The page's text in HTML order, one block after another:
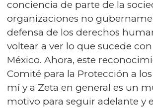
conciencia de parte de la
organizaciones no
defensa de los derechos
voltear a ver lo que sucede
México. Ahora, este
Comité para la Protección a
mí y a Zeta en general es un
motivo para seguir adelante y